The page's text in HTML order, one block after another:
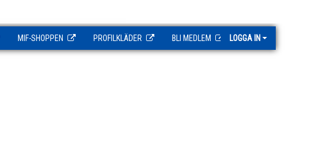
MIF-SHOPPEN PROFILKLÄDER BLI MEDLEM LOGGA IN